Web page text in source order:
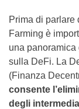
Prima di parlare
Farming è
una panoramica
sulla DeFi. La
(Finanza
consente
degli